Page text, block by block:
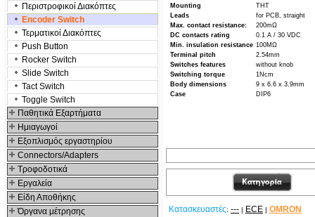
Περιστροφικοί Διακόπτες
Encoder Switch
Τερματικοί Διακόπτες
Push Button
Rocker Switch
Slide Switch
Tact Switch
Toggle Switch
Παθητικά Εξαρτήματα
Hμιαγωγοί
Εξοπλισμός εργαστηρίου
Connectors/Adapters
Τροφοδοτικά
Εργαλεία
Είδη Αποθήκης
Όργανα μέτρησης
Mounting
THT
Leads
for PCB, straight
Max. contact resistance:
200mΩ
DC contacts rating
0.1 A / 30 VDC
Min. insulation resistance 100MΩ
Terminal pitch
2.54mm
Switches features
without knob
Switching torque
1Ncm
Body dimensions
9 x 6.6 x 3.9mm
Case
DIP6
Κατασκευαστές: --- | ECE | OMRON